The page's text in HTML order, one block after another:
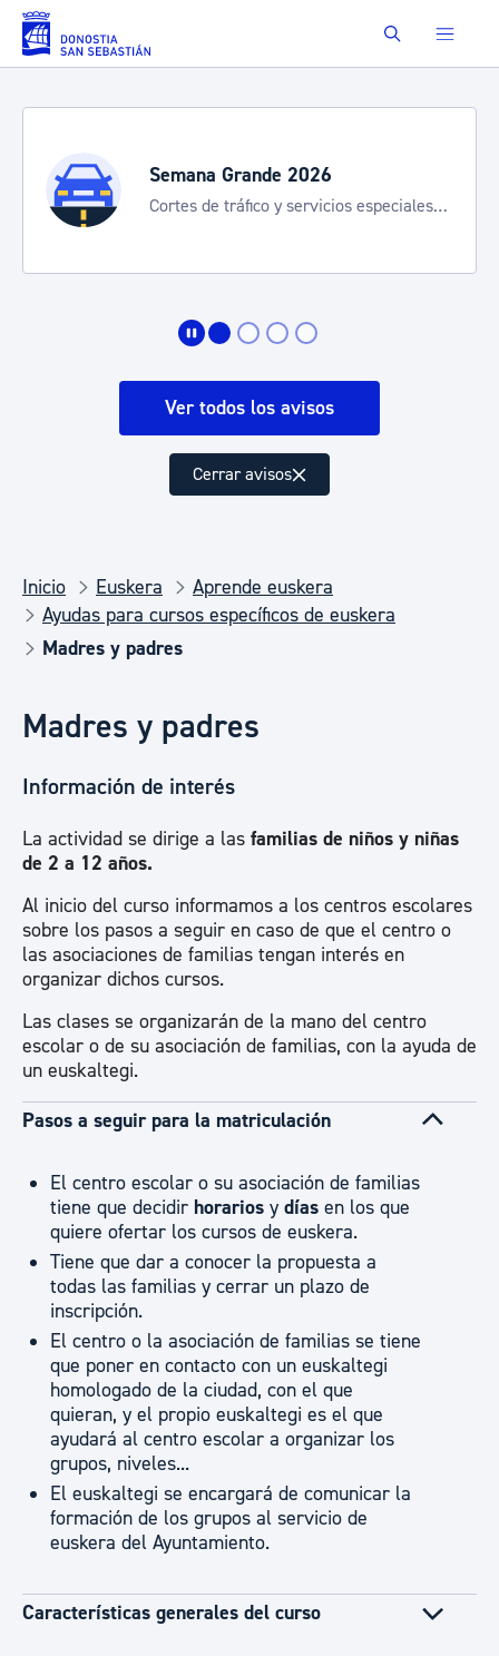
Saltar al contenido principal Buscar
Semana Grande 2026
Cortes de tráfico y servicios especiales
Ver todos los avisos
Cerrar avisos
Inicio Euskera
Aprende euskera
Ayudas para cursos específicos de euskera
Madres y padres
Madres y padres
Información de interés
La actividad se dirige a las familias de niños y niñas
de 2 a 12 años.
Al inicio del curso informamos a los centros escolares
sobre los pasos a seguir en caso de que el centro o
las asociaciones de familias tengan interés en
organizar dichos cursos.
Las clases se organizarán de la mano del centro
escolar o de su asociación de familias, con la ayuda de
un euskaltegi.
Pasos a seguir para la matriculación
El centro escolar o su asociación de familias
tiene que decidir horarios y días en los que
quiere ofertar los cursos de euskera.
Tiene que dar a conocer la propuesta a
todas las familias y cerrar un plazo de
inscripción.
El centro o la asociación de familias se tiene
que poner en contacto con un euskaltegi
homologado de la ciudad, con el que
quieran, y el propio euskaltegi es el que
ayudará al centro escolar a organizar los
grupos, niveles...
El euskaltegi se encargará de comunicar la
formación de los grupos al servicio de
euskera del Ayuntamiento.
Características generales del curso